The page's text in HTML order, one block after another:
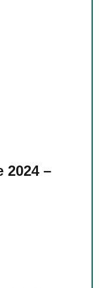
2024 –